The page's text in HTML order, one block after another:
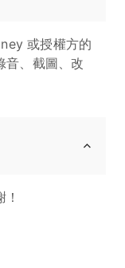
或授權方的
音、截圖、改